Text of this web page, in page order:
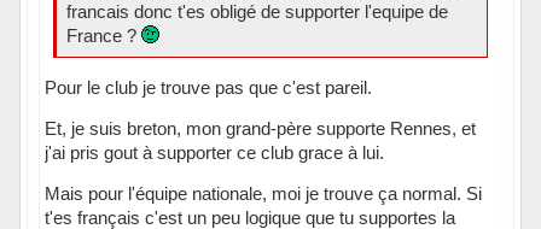
francais donc t'es obligé de supporter l'equipe de
France ?
Pour le club je trouve pas que c'est pareil.
Et, je suis breton, mon grand-père supporte Rennes, et
j'ai pris gout à supporter ce club grace à lui.
Mais pour l'équipe nationale, moi je trouve ça normal. Si
t'es français c'est un peu logique que tu supportes la